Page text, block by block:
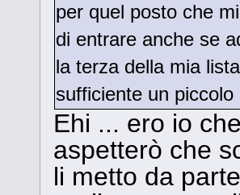
per quel posto che
di entrare anche se
la terza della mia
sufficiente un
Ehi ... ero io
aspetterò che
li metto da